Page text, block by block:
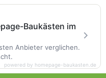
Baukästen im
Anbieter verglichen.
powered by homepage-baukasten.de